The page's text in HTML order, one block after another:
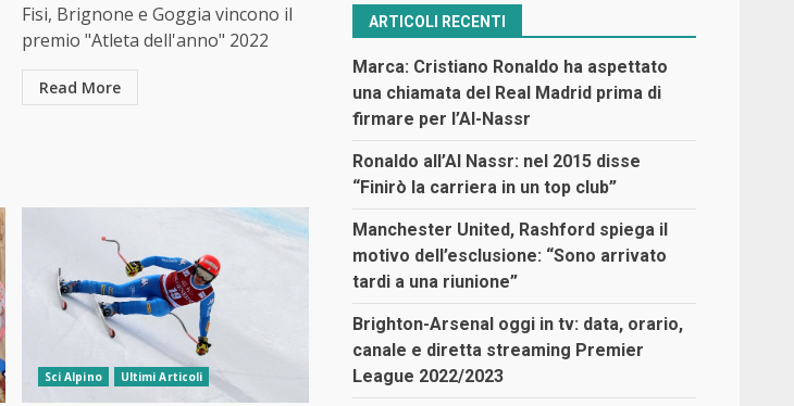
Fisi, Brignone e Goggia vincono il
premio "Atleta dell'anno" 2022
Read More
Sci Alpino Ultimi Articoli
ARTICOLI RECENTI
Marca: Cristiano Ronaldo ha aspettato
una chiamata del Real Madrid prima di
firmare per l’Al-Nassr
Ronaldo all’Al Nassr: nel 2015 disse
“Finirò la carriera in un top club”
Manchester United, Rashford spiega il
motivo dell’esclusione: “Sono arrivato
tardi a una riunione”
Brighton-Arsenal oggi in tv: data, orario,
canale e diretta streaming Premier
League 2022/2023